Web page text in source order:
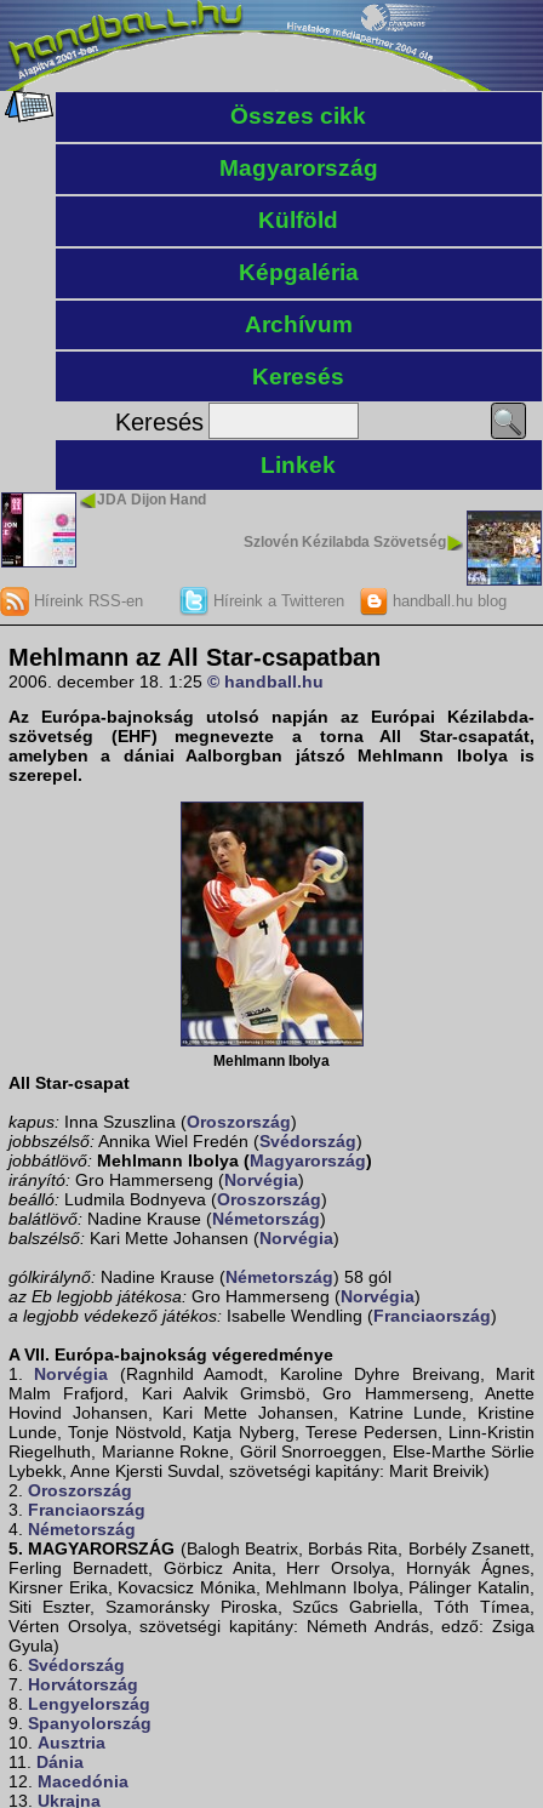
Összes cikk
Magyarország
Külföld
Képgaléria
Archívum
Keresés
Keresés
Linkek
JDA Dijon Hand
Szlovén Kézilabda Szövetség
Híreink RSS-en Híreink a Twitteren handball.hu blog
Mehlmann az All Star-csapatban
2006. december 18. 1:25 © handball.hu
Az Európa-bajnokság utolsó napján az Európai Kézilabda-
szövetség (EHF) megnevezte a torna All Star-csapatát,
amelyben a dániai Aalborgban játszó Mehlmann Ibolyais
szerepel.
Mehlmann Ibolya
All Star-csapat
kapus: Inna Szuszlina (Oroszország)
jobbszélső:Annika Wiel Fredén (Svédország)
jobbátlövő: Mehlmann Ibolya (Magyarország)
irányító: Gro Hammerseng (Norvégia)
beálló: Ludmila Bodnyeva (Oroszország)
balátlövő: Nadine Krause (Németország)
balszélső: Kari Mette Johansen (Norvégia)
gólkirálynő: Nadine Krause (Németország) 58 gól
az Eb legjobb játékosa: Gro Hammerseng (Norvégia)
a legjobb védekező játékos: Isabelle Wendling (Franciaország)
A VII. Európa-bajnokság végeredménye
1. Norvégia (Ragnhild Aamodt, Karoline Dyhre Breivang, Marit
Malm Frafjord, Kari Aalvik Grimsbö, Gro Hammerseng, Anette
Hovind Johansen, Kari Mette Johansen, Katrine Lunde, Kristine
Lunde, Tonje Nöstvold, Katja Nyberg, Terese Pedersen, Linn-Kristin
Riegelhuth, Marianne Rokne, Göril Snorroeggen, Else-Marthe Sörlie
Lybekk, Anne Kjersti Suvdal, szövetségi kapitány: Marit Breivik)
2. Oroszország
3. Franciaország
4. Németország
5. MAGYARORSZÁG (Balogh Beatrix, Borbás Rita, Borbély Zsanett,
Ferling Bernadett, Görbicz Anita, Herr Orsolya, Hornyák Ágnes,
Kirsner Erika, Kovacsicz Mónika, Mehlmann Ibolya, Pálinger Katalin,
Siti Eszter, Szamoránsky Piroska, Szűcs Gabriella, Tóth Tímea,
Vérten Orsolya, szövetségi kapitány: Németh András, edző: Zsiga
Gyula)
6. Svédország
7. Horvátország
8. Lengyelország
9. Spanyolország
10. Ausztria
11. Dánia
12. Macedónia
13. Ukrajna